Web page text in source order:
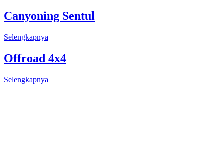
Canyoning Sentul
Selengkapnya
Offroad 4x4
Selengkapnya